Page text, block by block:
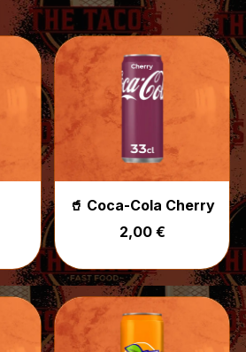
🥤 Coca-Cola Cherry
2,00 €